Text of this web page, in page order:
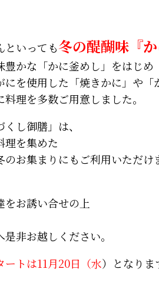
といっても冬の醍醐味『
豊かな「かに釜めし」をはじめ
を使用した「焼きかに」や「
理を多数ご用意しました。
し御膳」は、
理を集めた
お集まりにもご利用いただけ
をお誘い合せの上
非お越しください。
トは11月20日（水）となりま